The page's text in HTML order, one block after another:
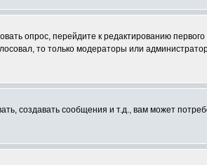
опрос, перейдите к редактированию
то только модераторы или
создавать сообщения и т.д., вам может